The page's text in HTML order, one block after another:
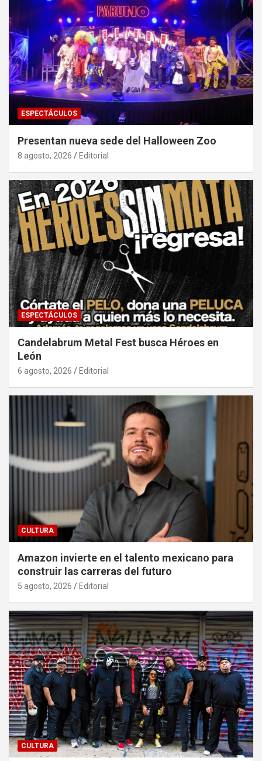
ESPECTÁCULOS
Presentan nueva sede del Halloween Zoo
8 agosto, 2026 Editorial
ESPECTÁCULOS
Candelabrum Metal Fest busca Héroes en
León
6 agosto, 2026 Editorial
CULTURA
Amazon invierte en el talento mexicano para
construir las carreras del futuro
5 agosto, 2026 Editorial
CULTURA